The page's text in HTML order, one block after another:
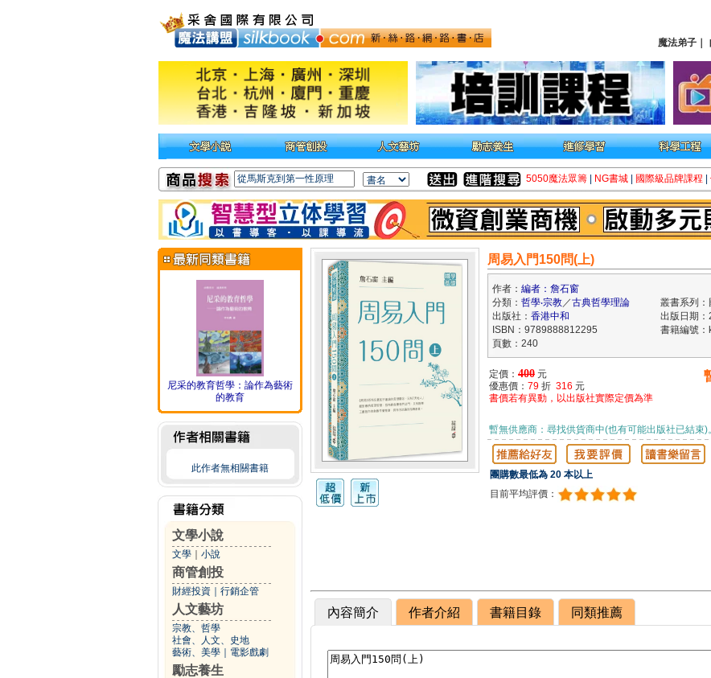
魔法弟子
5050魔法眾籌 NG書城 國際級品牌課程
尼采的教育哲學：論作為藝術
的教育
此作者無相關書籍
文學小說
文學 小說
商管創投
財經投資 行銷企管
人文藝坊
宗教、哲學
社會、人文、史地
藝術、美學
電影戲劇
勵志養生
周易入門150問(上)
作者： 編者：詹石窗
分類： 哲學‧宗教／古典哲學理論
叢書系列：
出版社： 香港中和
出版日期
ISBN：9789888812295
書籍編號
頁數：240
定價： 400 元
優惠價： 79 折 316 元
書價若有異動，以出版社實際定價為準
暫無供應商：尋找供貨商中(也有可能出版社已結束)。
團購數最低為 20 本以上
目前平均評價：
內容簡介 作者介紹 書籍目錄 同類推薦